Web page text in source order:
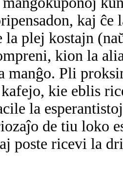
kaj ĉe
la plej kostajn
kion la
manĝo. Pli
kie eblis
la
de tiu loko
poste ricevi la